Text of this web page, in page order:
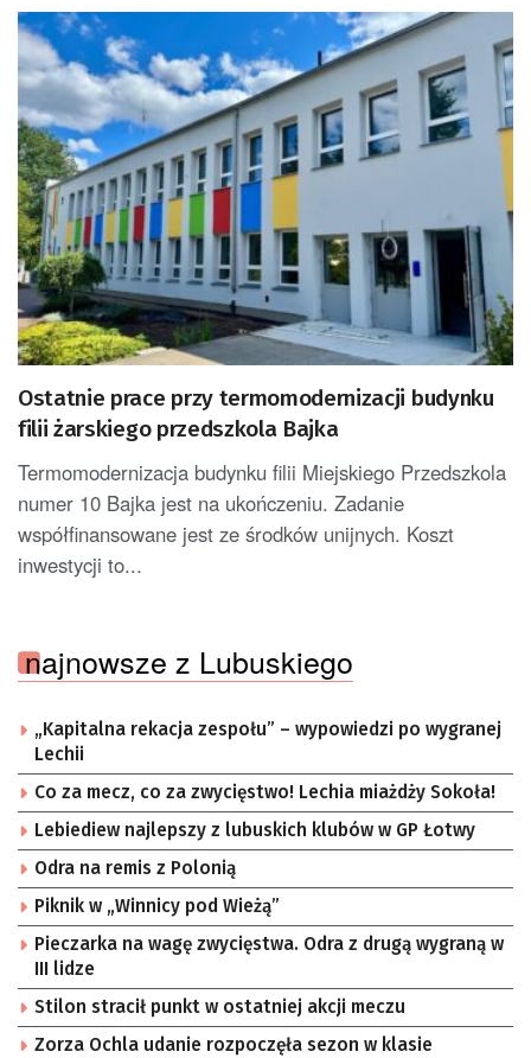
Ostatnie prace przy termomodernizacji budynku
filii żarskiego przedszkola Bajka
Termomodernizacja budynku filii Miejskiego Przedszkola
numer 10 Bajka jest na ukończeniu. Zadanie
współfinansowane jest ze środków unijnych. Koszt
inwestycji to...
najnowsze z Lubuskiego
„Kapitalna rekacja zespołu” – wypowiedzi po wygranej
Lechii
Co za mecz, co za zwycięstwo! Lechia miażdży Sokoła!
Lebiediew najlepszy z lubuskich klubów w GP Łotwy
Odra na remis z Polonią
Piknik w „Winnicy pod Wieżą”
Pieczarka na wagę zwycięstwa. Odra z drugą wygraną w
III lidze
Stilon stracił punkt w ostatniej akcji meczu
Zorza Ochla udanie rozpoczęła sezon w klasie